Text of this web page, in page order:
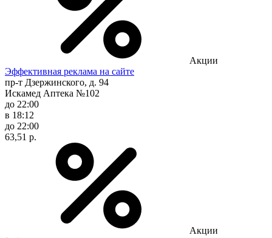
Акции
Эффективная реклама на сайте
пр-т Дзержинского, д. 94
Искамед Аптека №102
до 22:00
в 18:12
до 22:00
63,51 р.
Акции